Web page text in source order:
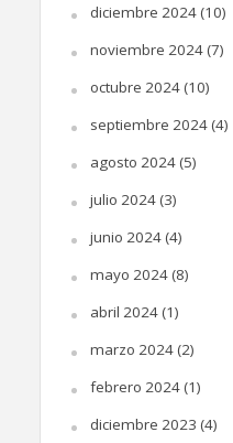
diciembre 2024(10)
noviembre 2024(7)
octubre 2024(10)
septiembre 2024(4)
agosto 2024(5)
julio 2024(3)
junio 2024(4)
mayo 2024(8)
abril 2024(1)
marzo 2024(2)
febrero 2024(1)
diciembre 2023 (4)